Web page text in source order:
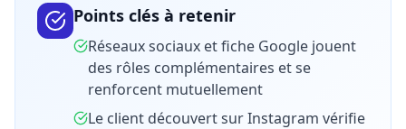
Points clés à retenir
Réseaux sociaux et fiche Google jouent
des rôles complémentaires et se
renforcent mutuellement
Le client découvert sur Instagram vérifie